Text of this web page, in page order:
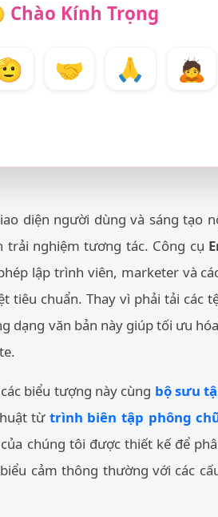
Chào Kính Trọng
🤝 🙏 🙇
diện người dùng và sáng tạo
nghiệm tương tác. Công cụ
lập trình viên, marketer và
tiêu chuẩn. Thay vì phải tải các
dạng văn bản này giúp tối ưu
biểu tượng này cùng bộ sưu
từ trình biên tập phông
chúng tôi được thiết kế để
cảm thông thường với các